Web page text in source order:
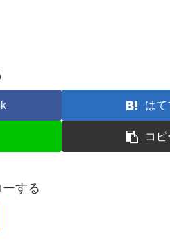
はて
コピ
する